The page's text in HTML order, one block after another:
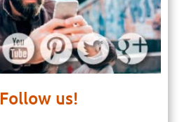
Follow us!